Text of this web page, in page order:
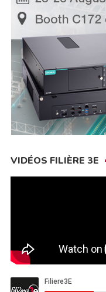
VIDÉOS FILIÈRE 3E